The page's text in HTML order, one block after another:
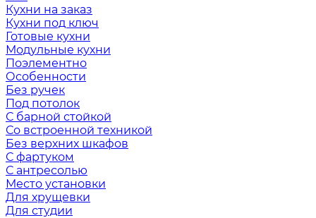
Кухни на заказ
Кухни под ключ
Готовые кухни
Модульные кухни
Поэлементно
Особенности
Без ручек
Под потолок
С барной стойкой
Со встроенной техникой
Без верхних шкафов
С фартуком
С антресолью
Место установки
Для хрущевки
Для студии